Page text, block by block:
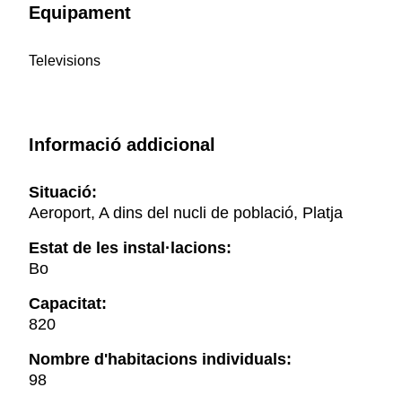
Equipament
Televisions
Informació addicional
Situació:
Aeroport, A dins del nucli de població, Platja
Estat de les instal·lacions:
Bo
Capacitat:
820
Nombre d'habitacions individuals:
98